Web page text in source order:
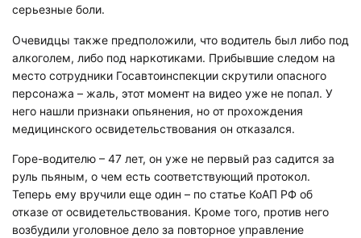
серьезные боли.
Очевидцы также предположили, что водитель был либо под
алкоголем, либо под наркотиками. Прибывшие следом на
место сотрудники Госавтоинспекции скрутили опасного
персонажа – жаль, этот момент на видео уже не попал. У
него нашли признаки опьянения, но от прохождения
медицинского освидетельствования он отказался.
Горе-водителю – 47 лет, он уже не первый раз садится за
руль пьяным, о чем есть соответствующий протокол.
Теперь ему вручили еще один – по статье КоАП РФ об
отказе от освидетельствования. Кроме того, против него
возбудили уголовное дело за повторное управление